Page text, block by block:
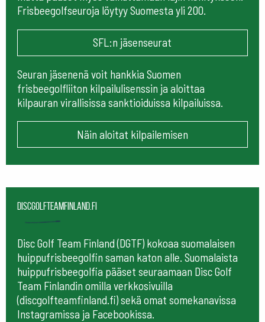
Frisbeegolfseuroja löytyy Suomesta yli 200.
SFL:n jäsenseurat
Seuran jäsenenä voit hankkia Suomen
frisbeegolfliiton kilpailulisenssin ja aloittaa
kilpauran virallisissa sanktioiduissa kilpailuissa.
Näin aloitat kilpailemisen
Discgolfteamfinland.fi
Disc Golf Team Finland (DGTF) kokoaa suomalaisen
huippufrisbeegolfin saman katon alle. Suomalaista
huippufrisbeegolfia pääset seuraamaan Disc Golf
Team Finlandin omilla verkkosivuilla
(discgolfteamfinland.fi) sekä omat somekanavissa
Instagramissa ja Facebookissa.